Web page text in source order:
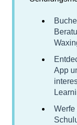
App
Werfe